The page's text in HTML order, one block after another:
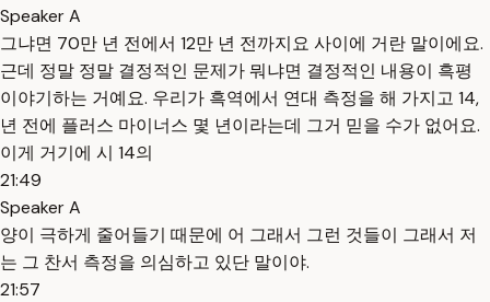
Speaker A
그냐면 70만 년 전에서 12만 년 전까지요 사이에 거란 말이에요.
근데 정말 정말 결정적인 문제가 뭐냐면 결정적인 내용이 흑평
이야기하는 거예요. 우리가 흑역에서 연대 측정을 해 가지고 14,
년 전에 플러스 마이너스 몇 년이라는데 그거 믿을 수가 없어요.
이게 거기에 시 14의
21:49
Speaker A
양이 극하게 줄어들기 때문에 어 그래서 그런 것들이 그래서 저
는 그 찬서 측정을 의심하고 있단 말이야.
21:57